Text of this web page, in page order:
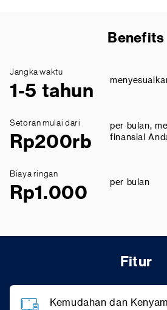
Benefits
Jangka waktu
1-5 tahun
Setoran mulai dari
Rp200rb
per bulan,
finansial
Biaya ringan
Rp1.000
per bulan
Fitur
Kemudahan dan